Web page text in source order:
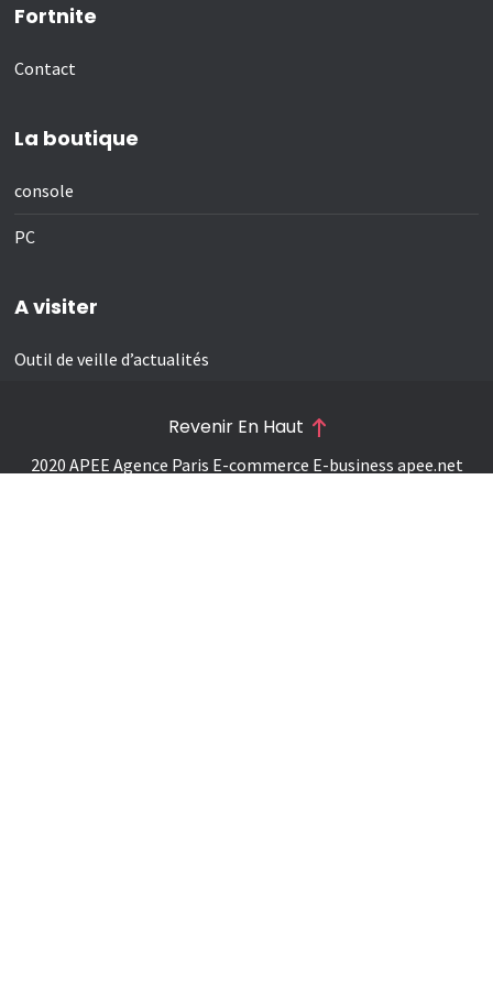
Fortnite
Contact
La boutique
console
PC
A visiter
Outil de veille d’actualités
2020 APEE Agence Paris E-commerce E-business apee.net
Revenir En Haut